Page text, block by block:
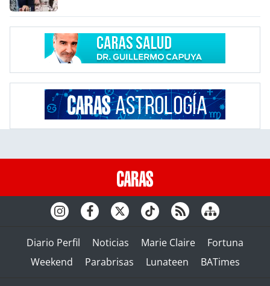
Diario Perfil Noticias Marie Claire
Fortuna
Weekend
Parabrisas Lunateen BATimes